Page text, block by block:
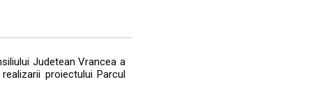
Judetean Vrancea a
proiectului Parcul